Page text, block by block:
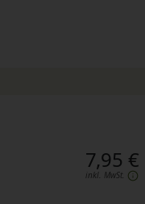
7,95 €
inkl. MwSt.